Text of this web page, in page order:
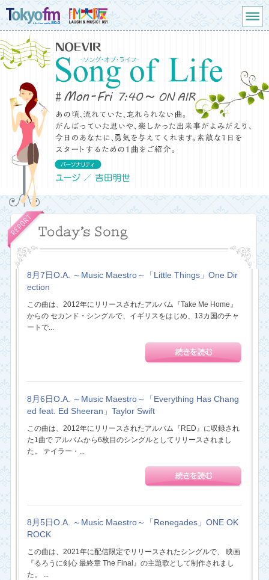
8月7日O.A. ～Music Maestro～「Little Things」One Dir
ection
この曲は、2012年にリリースされたアルバム『Take Me Home』
からの セカンド・シングルで、イギリスをはじめ、13カ国のチャ
ートで...
8月6日O.A. ～Music Maestro～「Everything Has Chang
ed feat. Ed Sheeran」Taylor Swift
この曲は、2012年にリリースされたアルバム『RED』に収録され
た1曲で アルバムから6枚目のシングルとしてリリースされまし
た。 テイラー・...
8月5日O.A. ～Music Maestro～「Renegades」ONE OK
ROCK
この曲は、2021年に配信限定でリリースされたシングルで、 映画
『るろうに剣心 最終章 The Final』の主題歌として制作されまし
た。 ...